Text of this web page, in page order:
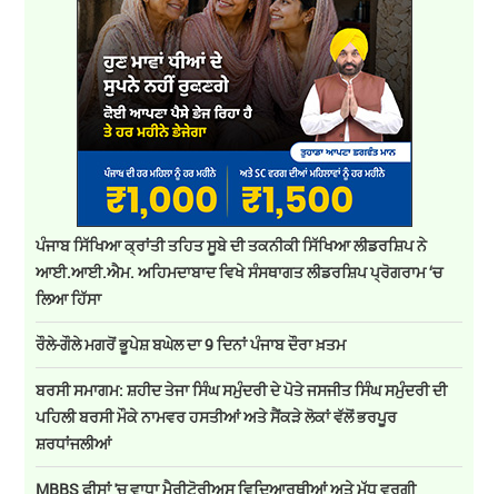
ਪੰਜਾਬ ਸਿੱਖਿਆ ਕ੍ਰਾਂਤੀ ਤਹਿਤ ਸੂਬੇ ਦੀ ਤਕਨੀਕੀ ਸਿੱਖਿਆ ਲੀਡਰਸ਼ਿਪ ਨੇ
ਆਈ.ਆਈ.ਐਮ. ਅਹਿਮਦਾਬਾਦ ਵਿਖੇ ਸੰਸਥਾਗਤ ਲੀਡਰਸ਼ਿਪ ਪ੍ਰੋਗਰਾਮ ‘ਚ
ਲਿਆ ਹਿੱਸਾ
ਰੌਲੇ-ਗੌਲੇ ਮਗਰੋਂ ਭੂਪੇਸ਼ ਬਘੇਲ ਦਾ 9 ਦਿਨਾਂ ਪੰਜਾਬ ਦੌਰਾ ਖ਼ਤਮ
ਬਰਸੀ ਸਮਾਗਮ: ਸ਼ਹੀਦ ਤੇਜਾ ਸਿੰਘ ਸਮੁੰਦਰੀ ਦੇ ਪੋਤੇ ਜਸਜੀਤ ਸਿੰਘ ਸਮੁੰਦਰੀ ਦੀ
ਪਹਿਲੀ ਬਰਸੀ ਮੌਕੇ ਨਾਮਵਰ ਹਸਤੀਆਂ ਅਤੇ ਸੈਂਕੜੇ ਲੋਕਾਂ ਵੱਲੋਂ ਭਰਪੂਰ
ਸ਼ਰਧਾਂਜਲੀਆਂ
MBBS ਫੀਸਾਂ 'ਚ ਵਾਧਾ ਮੈਰੀਟੋਰੀਅਸ ਵਿਦਿਆਰਥੀਆਂ ਅਤੇ ਮੱਧ ਵਰਗੀ